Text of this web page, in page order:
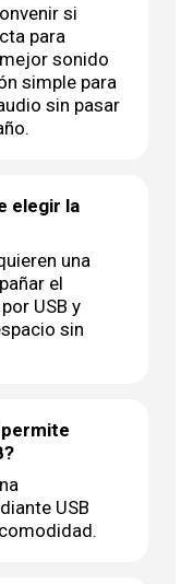
si
para
sonido
simple para
sin pasar
elegir la
una
el
USB y
sin
permite
USB